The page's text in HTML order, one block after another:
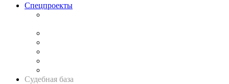
Спецпроекты
Судебная база